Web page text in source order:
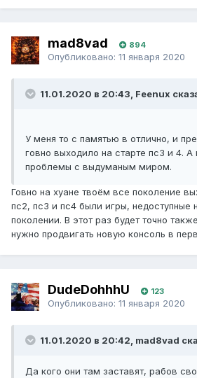
mad8vad 894
Опубликовано: 11 января 2020
11.01.2020 в 20:43, Feenux
У меня то с памятью в отлично, и
говно выходило на старте пс3 и 4. А
проблемы с выдуманым миром.
Говно на хуане твоём все поколение
пс2, пс3 и пс4 были игры, недоступные
поколении. В этот раз будет точно
нужно продвигать новую консоль в
DudeDohhhU 123
Опубликовано: 11 января 2020
11.01.2020 в 20:42, mad8vad
Да кого они там заставят, рабов